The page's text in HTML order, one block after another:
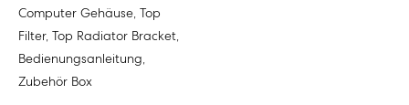
Computer Gehäuse, Top
Filter, Top Radiator Bracket,
Bedienungsanleitung,
Zubehör Box